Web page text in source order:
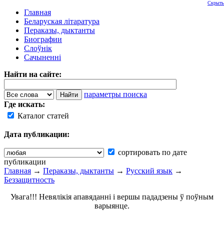
Главная
Беларуская літаратура
Пераказы, дыктанты
Биографии
Слоўнік
Сачыненні
Найти на сайте:
параметры поиска
Где искать:
Каталог статей
Дата публикации:
сортировать по дате
публикации
Скрыть
Главная → Пераказы, дыктанты → Русский язык →
Беззащитность
Увага!!! Невялікія апавяданні і вершы пададзены ў поўным
варыянце.